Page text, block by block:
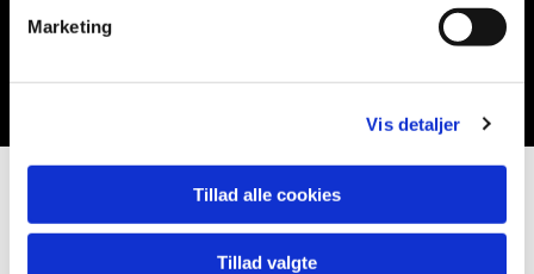
Marketing
Vis detaljer
Tillad alle cookies
Tillad valgte